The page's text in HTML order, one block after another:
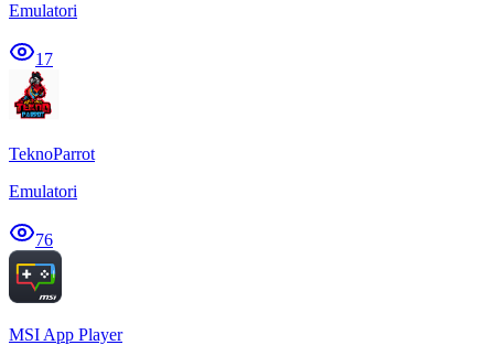
Emulatori
17
TeknoParrot
Emulatori
76
MSI App Player